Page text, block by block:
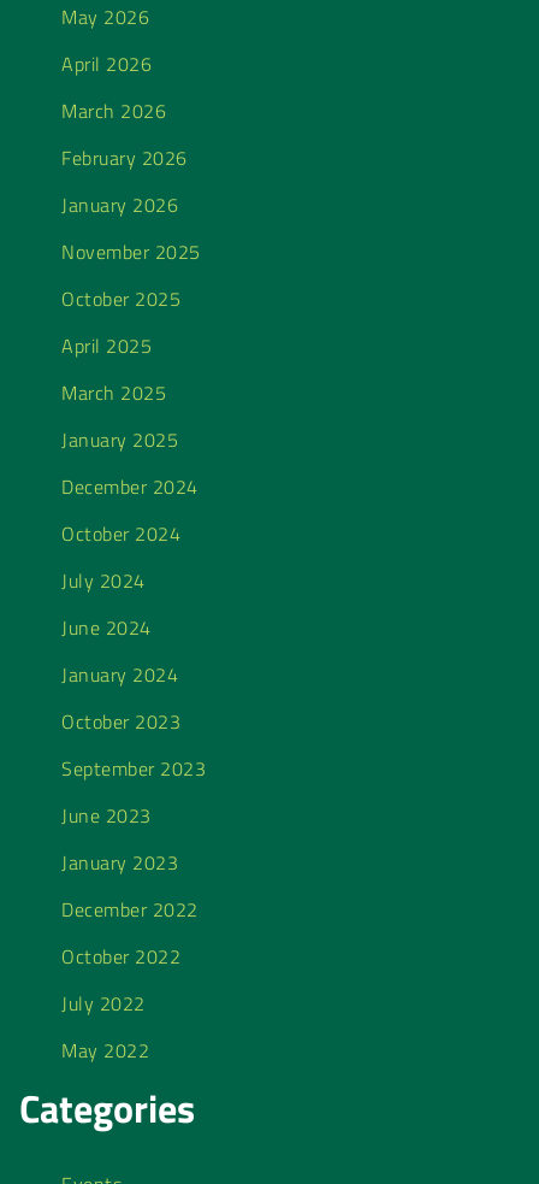
May 2026
April 2026
March 2026
February 2026
January 2026
November 2025
October 2025
April 2025
March 2025
January 2025
December 2024
October 2024
July 2024
June 2024
January 2024
October 2023
September 2023
June 2023
January 2023
December 2022
October 2022
July 2022
May 2022
Categories